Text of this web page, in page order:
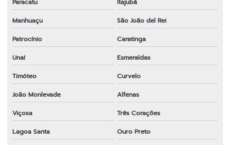
Paracatu
Itajubá
Manhuaçu
São João del Rei
Patrocínio
Caratinga
Unaí
Esmeraldas
Timóteo
Curvelo
João Monlevade
Alfenas
Viçosa
Três Corações
Lagoa Santa
Ouro Preto